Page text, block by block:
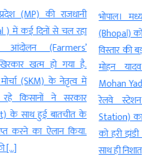
भोपाल। मध्यप्रदेश की राजधानी भोपाल
(Bhopal) को मंगलवार को रेलवे नेटवर्क के
विस्तार की बड़ी सौगात मिली। मुख्यमंत्री डॉ.
मोहन यादव (Chief Minister Dr.
Mohan Yadav) ने नव विकसित निशातपुरा
रेलवे स्टेशन (Nishatpura Railway
Station) का शुभारंभ करते हुए पहली ट्रेन
को हरी झंडी दिखाकर रवाना किया। इसके
साथ ही निशातपुरा भोपाल का चौथा प्रमुख […]